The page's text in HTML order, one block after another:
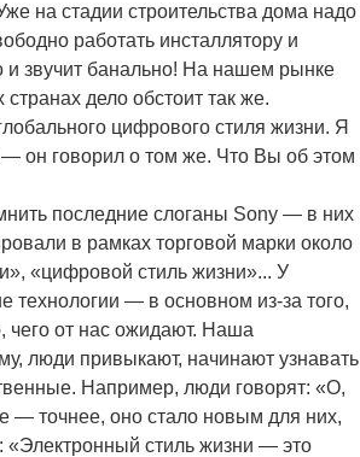
на стадии строительства дома надо
работать инсталлятору и
и звучит банально! На нашем рынке
дело обстоит так же.
цифрового стиля жизни. Я
он говорил о том же. Что Вы об этом
последние слоганы Sony — в них
в рамках торговой марки около
«цифровой стиль жизни»... У
технологии — в основном из-за того,
чего от нас ожидают. Наша
люди привыкают, начинают узнавать
Например, люди говорят: «О,
— точнее, оно стало новым для них,
«Электронный стиль жизни — это